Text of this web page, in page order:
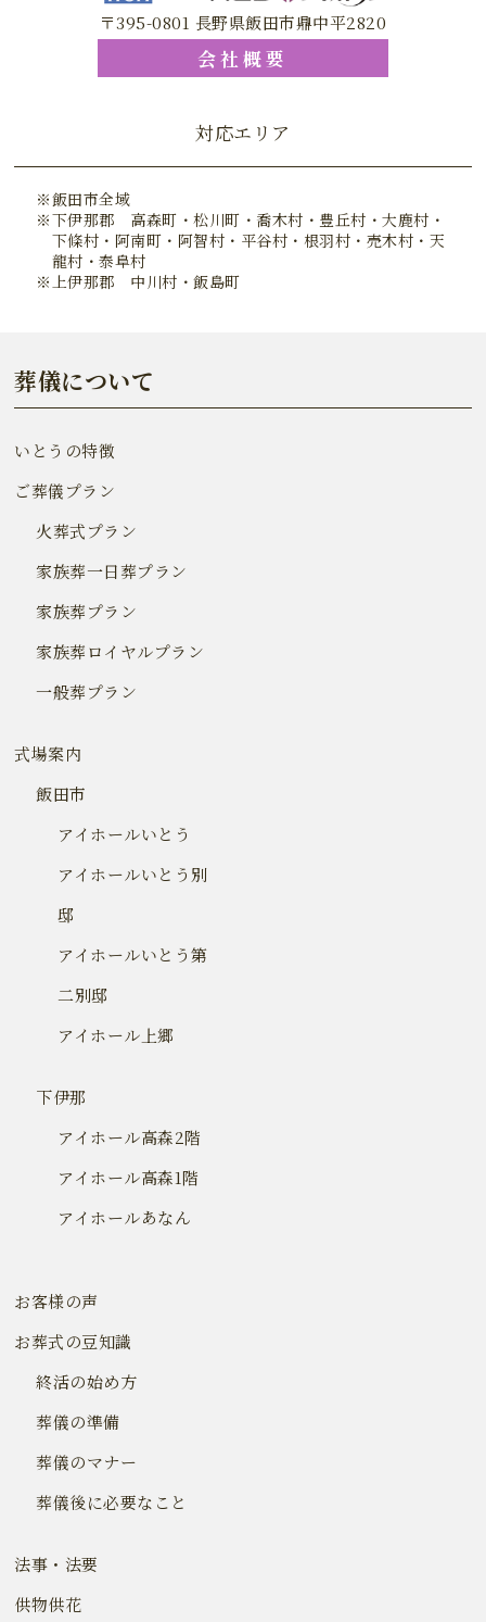
〒395-0801 長野県飯田市鼎中平2820
会社概要
対応エリア
飯田市全域
下伊那郡 高森町・松川町・喬木村・豊丘村・大鹿村・
下條村・阿南町・阿智村・平谷村・根羽村・売木村・天
龍村・泰阜村
上伊那郡 中川村・飯島町
葬儀について
いとうの特徴
ご葬儀プラン
火葬式プラン
家族葬一日葬プラン
家族葬プラン
家族葬ロイヤルプラン
一般葬プラン
式場案内
飯田市
アイホールいとう
アイホールいとう別
邸
アイホールいとう第
二別邸
アイホール上郷
下伊那
アイホール高森2階
アイホール高森1階
アイホールあなん
お客様の声
お葬式の豆知識
終活の始め方
葬儀の準備
葬儀のマナー
葬儀後に必要なこと
法事・法要
供物供花